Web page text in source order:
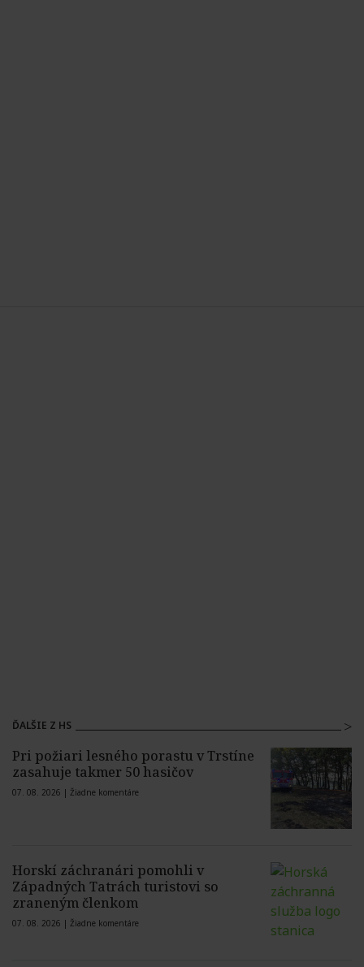
ĎALŠIE Z HS
Pri požiari lesného porastu v Trstíne
zasahuje takmer 50 hasičov
07. 08. 2026 | Žiadne komentáre
Horskí záchranári pomohli v
Západných Tatrách turistovi so
zraneným členkom
07. 08. 2026 | Žiadne komentáre